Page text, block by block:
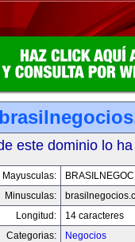
este dominio lo
Mayusculas:
Minusculas:
Longitud:
14 caracteres
Categorias:
Negocios